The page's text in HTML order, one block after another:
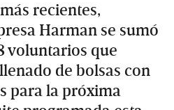
recientes,
Harman se sumó
voluntarios que
de bolsas con
para la próxima